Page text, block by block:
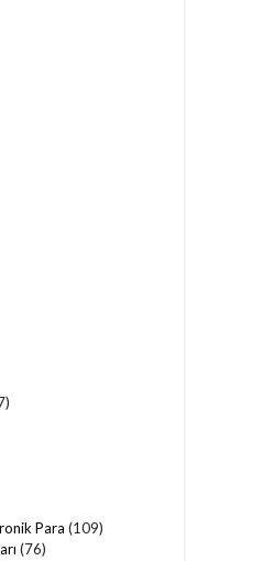
Para (109)
(76)